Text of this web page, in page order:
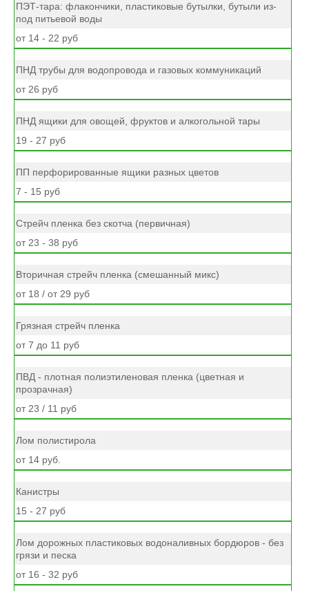
ПЭТ-тара: флакончики, пластиковые бутылки, бутыли из-
под питьевой воды
от 14 - 22 руб
ПНД трубы для водопровода и газовых коммуникаций
от 26 руб
ПНД ящики для овощей, фруктов и алкогольной тары
19 - 27 руб
ПП перфорированные ящики разных цветов
7 - 15 руб
Стрейч пленка без скотча (первичная)
от 23 - 38 руб
Вторичная стрейч пленка (смешанный микс)
от 18 / от 29 руб
Грязная стрейч пленка
от 7 до 11 руб
ПВД - плотная полиэтиленовая пленка (цветная и
прозрачная)
от 23 / 11 руб
Лом полистирола
от 14 руб.
Канистры
15 - 27 руб
Лом дорожных пластиковых водоналивных бордюров - без
грязи и песка
от 16 - 32 руб